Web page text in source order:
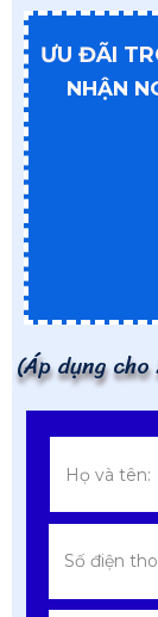
ƯU ĐÃI
NHẬN
(Áp dụng